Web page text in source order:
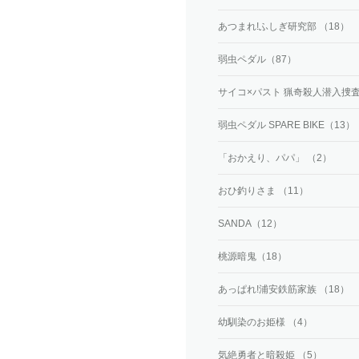
あつまれ!ふしぎ研究部 （18）
弱虫ペダル（87）
サイコ×パスト 猟奇殺人潜入捜
弱虫ペダル SPARE BIKE（13）
「おかえり、パパ」 （2）
おひ釣りさま （11）
SANDA（12）
桃源暗鬼（18）
あっぱれ!浦安鉄筋家族 （18）
幼馴染のお姫様 （4）
気絶勇者と暗殺姫 （5）